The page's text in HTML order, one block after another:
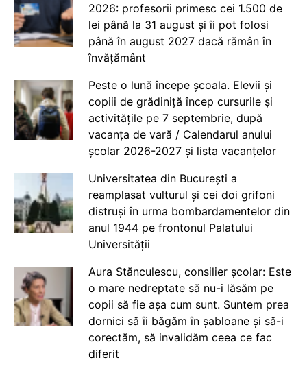
2026: profesorii primesc cei 1.500 de
lei până la 31 august și îi pot folosi
până în august 2027 dacă rămân în
învățământ
Peste o lună începe școala. Elevii și
copiii de grădiniță încep cursurile și
activitățile pe 7 septembrie, după
vacanța de vară / Calendarul anului
școlar 2026-2027 și lista vacanțelor
Universitatea din București a
reamplasat vulturul și cei doi grifoni
distruși în urma bombardamentelor din
anul 1944 pe frontonul Palatului
Universității
Aura Stănculescu, consilier școlar: Este
o mare nedreptate să nu-i lăsăm pe
copii să fie așa cum sunt. Suntem prea
dornici să îi băgăm în șabloane și să-i
corectăm, să invalidăm ceea ce fac
diferit